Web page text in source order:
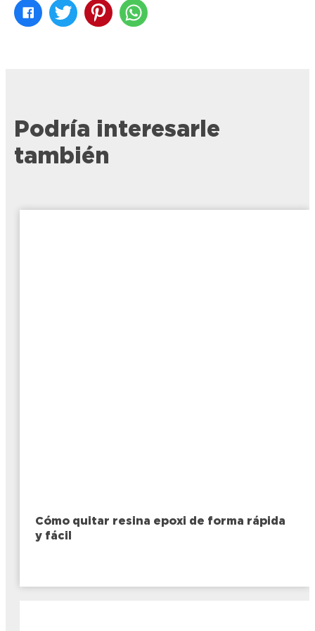
Podría interesarle
también
Cómo quitar resina epoxi de forma rápida
y fácil